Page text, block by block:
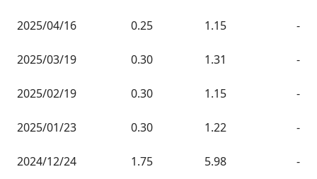
2025/04/16 0.25 1.15 -
2025/03/19 0.30 1.31 -
2025/02/19 0.30 1.15 -
2025/01/23 0.30 1.22 -
2024/12/24 1.75 5.98 -